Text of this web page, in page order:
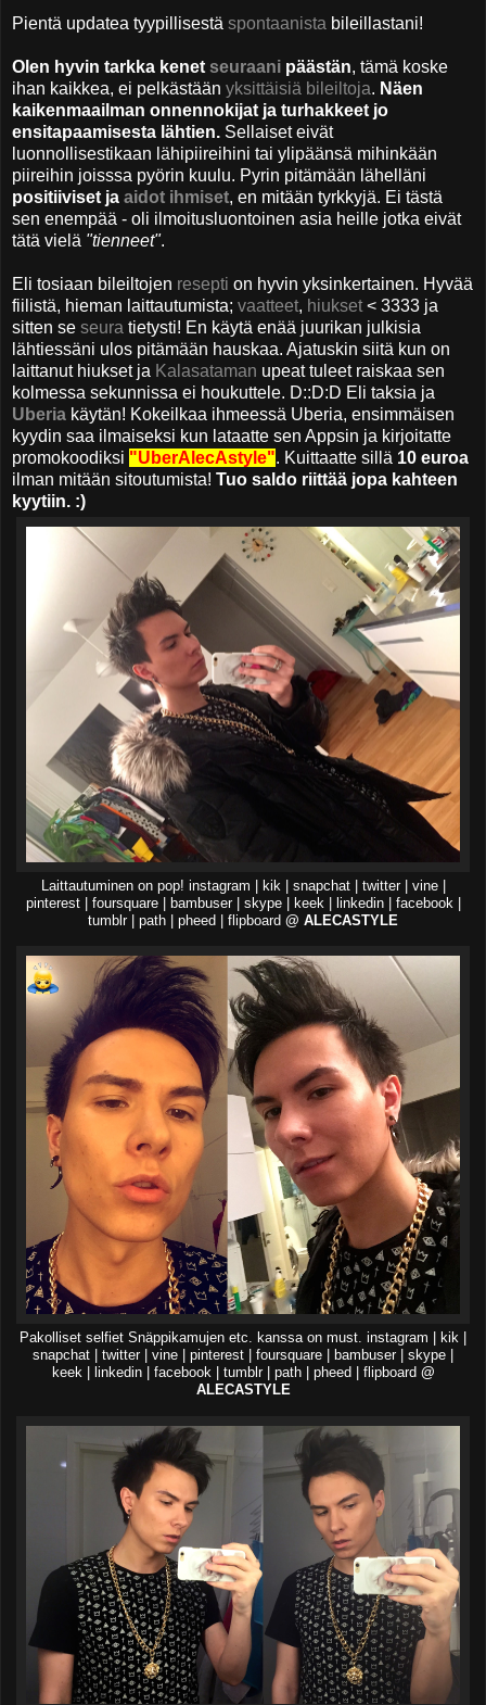
Pientä updatea tyypillisestä spontaanista bileillastani!
Olen hyvin tarkka kenet seuraani päästän, tämä koske
ihan kaikkea, ei pelkästään yksittäisiä bileiltoja. Näen
kaikenmaailman onnennokijat ja turhakkeet jo
ensitapaamisesta lähtien. Sellaiset eivät
luonnollisestikaan lähipiireihini tai ylipäänsä mihinkään
piireihin joisssa pyörin kuulu. Pyrin pitämään lähelläni
positiiviset ja aidot ihmiset, en mitään tyrkkyjä. Ei tästä
sen enempää - oli ilmoitusluontoinen asia heille jotka eivät
tätä vielä "tienneet".
Eli tosiaan bileiltojen resepti on hyvin yksinkertainen. Hyvää
fiilistä, hieman laittautumista; vaatteet, hiukset < 3333 ja
sitten se seura tietysti! En käytä enää juurikan julkisia
lähtiessäni ulos pitämään hauskaa. Ajatuskin siitä kun on
laittanut hiukset ja Kalasataman upeat tuleet raiskaa sen
kolmessa sekunnissa ei houkuttele. D::D:D Eli taksia ja
Uberia käytän! Kokeilkaa ihmeessä Uberia, ensimmäisen
kyydin saa ilmaiseksi kun lataatte sen Appsin ja kirjoitatte
promokoodiksi "UberAlecAstyle". Kuittaatte sillä 10 euroa
ilman mitään sitoutumista! Tuo saldo riittää jopa kahteen
kyytiin. :)
Laittautuminen on pop! instagram | kik | snapchat | twitter | vine |
pinterest | foursquare | bambuser | skype | keek | linkedin | facebook |
tumblr | path | pheed | flipboard @ ALECASTYLE
Pakolliset selfiet Snäppikamujen etc. kanssa on must. instagram | kik |
snapchat | twitter | vine | pinterest | foursquare | bambuser | skype |
keek | linkedin | facebook | tumblr | path | pheed | flipboard @
ALECASTYLE